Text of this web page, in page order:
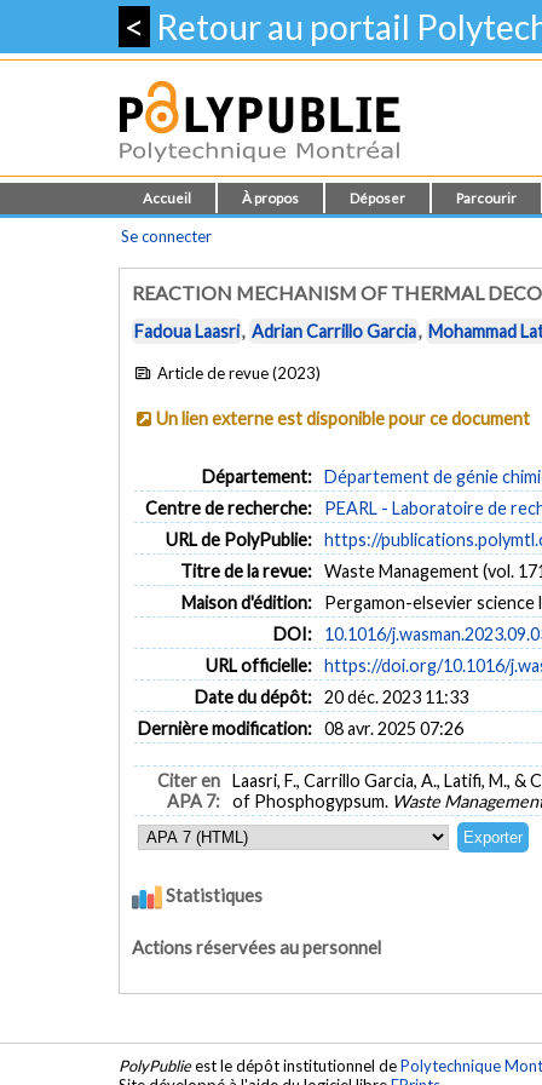
< Retour au portail
Accueil À propos Déposer Parcourir
Se connecter
REACTION MECHANISM OF THERMAL
Fadoua Laasri, Adrian Carrillo Garcia, Mohammad
Article de revue (2023)
Un lien externe est disponible pour ce document
Département: Département de génie
Centre de recherche:
PEARL - Laboratoire de
URL de PolyPublie: https://
Titre de la revue: Waste Management (vol.
Maison d'édition:
Pergamon-elsevier science
DOI:
10.1016/
URL officielle: https://doi.org/10.1016/
Date du dépôt: 20 déc. 2023 11:33
Dernière modification: 08 avr. 2025 07:26
Citer en
APA 7:
Laasri, F., Carrillo Garcia, A., Latifi, M.,
of Phosphogypsum. Waste
Statistiques
Actions réservées au personnel
PolyPublieest le dépôt institutionnel dePolytechnique